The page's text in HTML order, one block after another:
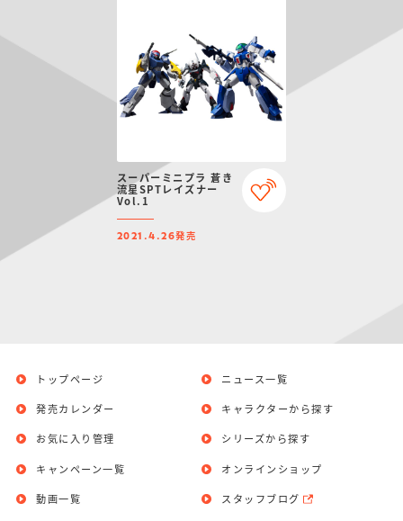
スーパーミニプラ 蒼き
流星SPTレイズナー
Vol.1
2021.4.26発売
トップページ
発売カレンダー
お気に入り管理
ニュース一覧
キャラクターから探す
シリーズから探す
キャンペーン一覧
動画一覧
オンラインショップ
スタッフブログ